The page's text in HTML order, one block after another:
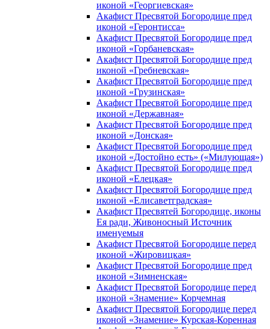
иконой «Георгиевская»
Акафист Пресвятой Богородице пред
иконой «Геронтисса»
Акафист Пресвятой Богородице пред
иконой «Горбаневская»
Акафист Пресвятой Богородице пред
иконой «Гребневская»
Акафист Пресвятой Богородице пред
иконой «Грузинская»
Акафист Пресвятой Богородице пред
иконой «Державная»
Акафист Пресвятой Богородице пред
иконой «Донская»
Акафист Пресвятой Богородице пред
иконой «Достойно есть» («Милующая»)
Акафист Пресвятой Богородице пред
иконой «Елецкая»
Акафист Пресвятой Богородице пред
иконой «Елисаветградская»
Акафист Пресвятей Богородице, иконы
Ея ради, Живоносный Источник
именуемыя
Акафист Пресвятой Богородице перед
иконой «Жировицкая»
Акафист Пресвятой Богородице пред
иконой «Зимненская»
Акафист Пресвятой Богородице перед
иконой «Знамение» Корчемная
Акафист Пресвятой Богородице перед
иконой «Знамение» Курская-Коренная